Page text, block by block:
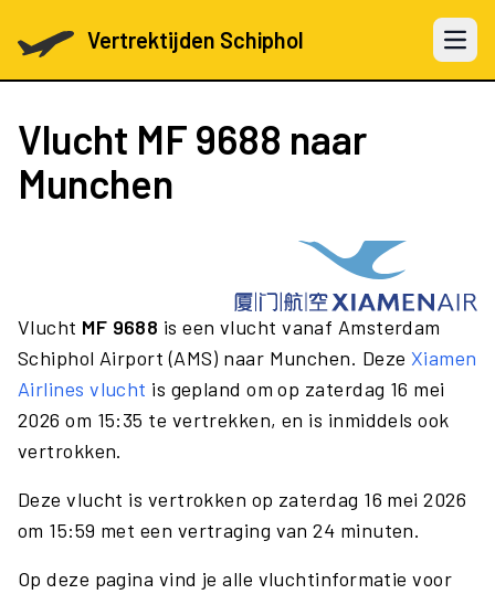
Vertrektijden Schiphol Open
Vlucht MF 9688 naar
Munchen
Vlucht MF 9688 is een vlucht vanaf Amsterdam
Schiphol Airport (AMS) naar Munchen. Deze Xiamen
Airlines vlucht is gepland om op zaterdag 16 mei
2026 om 15:35 te vertrekken, en is inmiddels ook
vertrokken.
Deze vlucht is vertrokken op zaterdag 16 mei 2026
om 15:59 met een vertraging van 24 minuten.
Op deze pagina vind je alle vluchtinformatie voor